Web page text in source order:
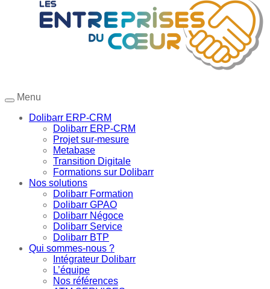
Menu
Dolibarr ERP-CRM
Dolibarr ERP-CRM
Projet sur-mesure
Metabase
Transition Digitale
Formations sur Dolibarr
Nos solutions
Dolibarr Formation
Dolibarr GPAO
Dolibarr Négoce
Dolibarr Service
Dolibarr BTP
Qui sommes-nous ?
Intégrateur Dolibarr
L’équipe
Nos références